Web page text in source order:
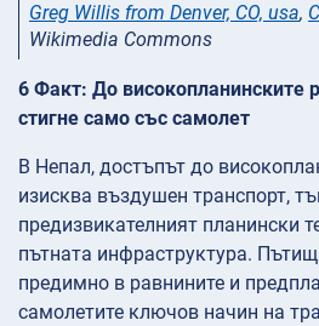
Greg Willis from Denver, CO, usa,
Wikimedia Commons
6 Факт: До високопланинските
стигне само със самолет
В Непал, достъпът до
изисква въздушен транспорт,
предизвикателният планински
пътната инфраструктура.
предимно в равнините и
самолетите ключов начин на